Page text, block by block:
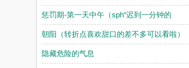
惩罚期-第一天中午（sph“迟到一分钟的
朝阳（转折点喜欢甜口的差不多可以看啦）
隐藏危险的气息